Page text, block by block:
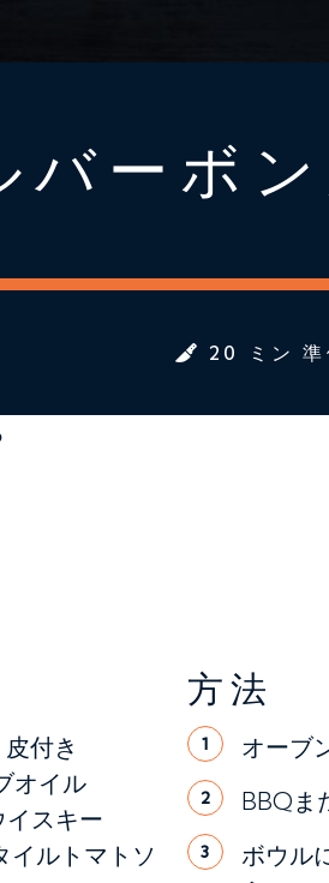
バーボ
20 ミン 準
付き
オイル
イスキー
イルトマトソ
方法
1 オーブ
2 BBQま
3
ボウル